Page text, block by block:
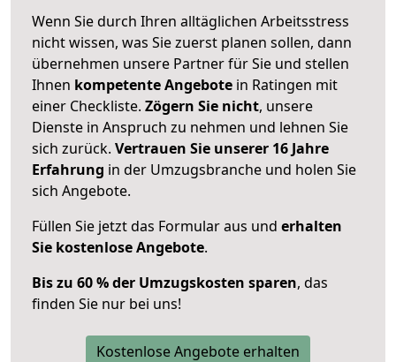
Wenn Sie durch Ihren alltäglichen Arbeitsstress
nicht wissen, was Sie zuerst planen sollen, dann
übernehmen unsere Partner für Sie und stellen
Ihnen kompetente Angebote in Ratingen mit
einer Checkliste. Zögern Sie nicht, unsere
Dienste in Anspruch zu nehmen und lehnen Sie
sich zurück. Vertrauen Sie unserer 16 Jahre
Erfahrung in der Umzugsbranche und holen Sie
sich Angebote.
Füllen Sie jetzt das Formular aus und erhalten
Sie kostenlose Angebote.
Bis zu 60 % der Umzugskosten sparen, das
finden Sie nur bei uns!
Kostenlose Angebote erhalten